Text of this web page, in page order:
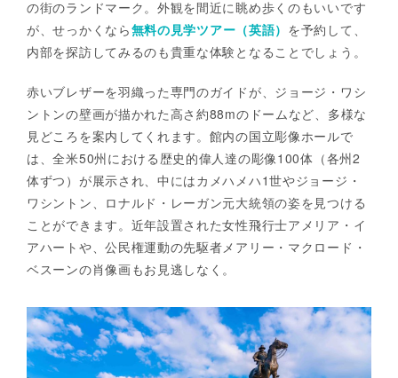
の街のランドマーク。外観を間近に眺め歩くのもいいです
が、せっかくなら無料の見学ツアー（英語） を予約して、
内部を探訪してみるのも貴重な体験となることでしょう。
赤いブレザーを羽織った専門のガイドが、ジョージ・ワシ
ントンの壁画が描かれた高さ約88mのドームなど、多様な
見どころを案内してくれます。館内の国立彫像ホールで
は、全米50州における歴史的偉人達の彫像100体（各州2
体ずつ）が展示され、中にはカメハメハ1世やジョージ・
ワシントン、ロナルド・レーガン元大統領の姿を見つける
ことができます。近年設置された女性飛行士アメリア・イ
アハートや、公民権運動の先駆者メアリー・マクロード・
ベスーンの肖像画もお見逃しなく。